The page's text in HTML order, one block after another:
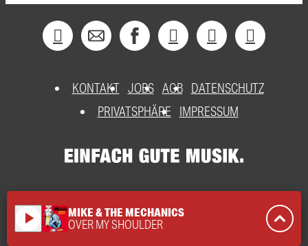
KONTAKT JOBS AGB DATENSCHUTZ
PRIVATSPHÄRE
IMPRESSUM
play_arrow MIKE & THE MECHANICS
OVER MY SHOULDER